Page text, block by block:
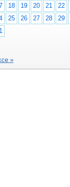
18 19 20 21 22
25 26 27 28 29
»